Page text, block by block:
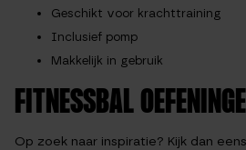
Geschikt voor krachttraining
Inclusief pomp
Makkelijk in gebruik
FITNESSBAL
Op zoek naar inspiratie? Kijk dan